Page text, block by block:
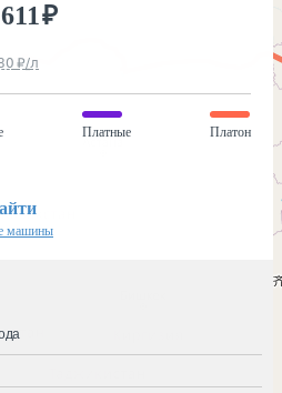
₽
₽/л
Платные Платон
машины